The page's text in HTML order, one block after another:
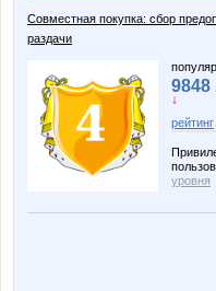
Совместная покупка: сбор
раздачи
9848
↓
рейтинг
уровня